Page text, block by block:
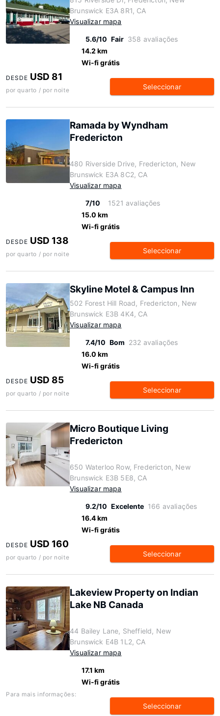
Brunswick E3A 8R1, CA
Visualizar mapa
5.6/10 Fair 358 avaliações
14.2 km
Wi-fi grátis
DESDE USD 81
por quarto / por noite Seleccionar
Ramada by Wyndham
Fredericton
480 Riverside Drive, Fredericton, New
Brunswick E3A 8C2, CA
Visualizar mapa
7/10
1521 avaliações
15.0 km
Wi-fi grátis
DESDE USD 138
por quarto / por noite Seleccionar
Skyline Motel & Campus Inn
502 Forest Hill Road, Fredericton, New
Brunswick E3B 4K4, CA
Visualizar mapa
7.4/10 Bom 232 avaliações
16.0 km
Wi-fi grátis
DESDE USD 85
por quarto / por noite Seleccionar
Micro Boutique Living
Fredericton
650 Waterloo Row, Fredericton, New
Brunswick E3B 5E8, CA
Visualizar mapa
9.2/10 Excelente 166 avaliações
16.4 km
Wi-fi grátis
DESDE USD 160
por quarto / por noite Seleccionar
Lakeview Property on Indian
Lake NB Canada
44 Bailey Lane, Sheffield, New
Brunswick E4B 1L2, CA
Visualizar mapa
17.1 km
Wi-fi grátis
Para mais informações:
Seleccionar